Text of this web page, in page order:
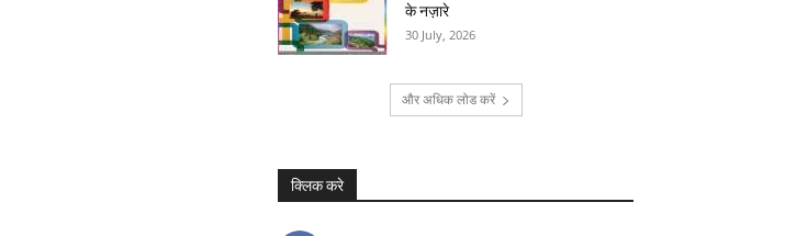
के नज़ारे
30 July, 2026
और अधिक लोड करें
क्लिक करे